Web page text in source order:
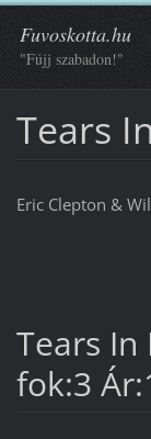
Fuvoskotta.hu
"Fújj szabadon!"
Tears
Eric Clepton &
Tears In
fok:3